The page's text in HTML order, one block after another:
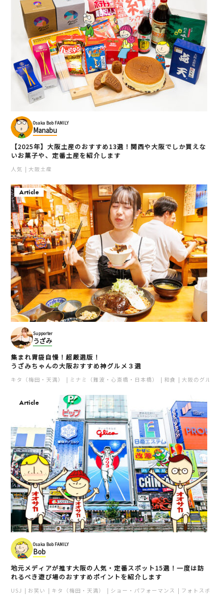
Osaka Bob FAMILY
Manabu
【2025年】大阪土産のおすすめ13選！関西や大阪でしか買えな
いお菓子や、定番土産を紹介します
人気 大阪土産
Article
Supporter
うざみ
集まれ胃袋自慢！超厳選版！
うざみちゃんの大阪おすすめ神グルメ３選
キタ（梅田・天満） ミナミ（難波・心斎橋・日本橋） 和食 大阪のグルメ
Article
Osaka Bob FAMILY
Bob
地元メディアが推す大阪の人気・定番スポット15選！一度は訪
れるべき遊び場のおすすめポイントを紹介します
USJ お笑い キタ（梅田・天満） ショー・パフォーマンス フォトスポッ